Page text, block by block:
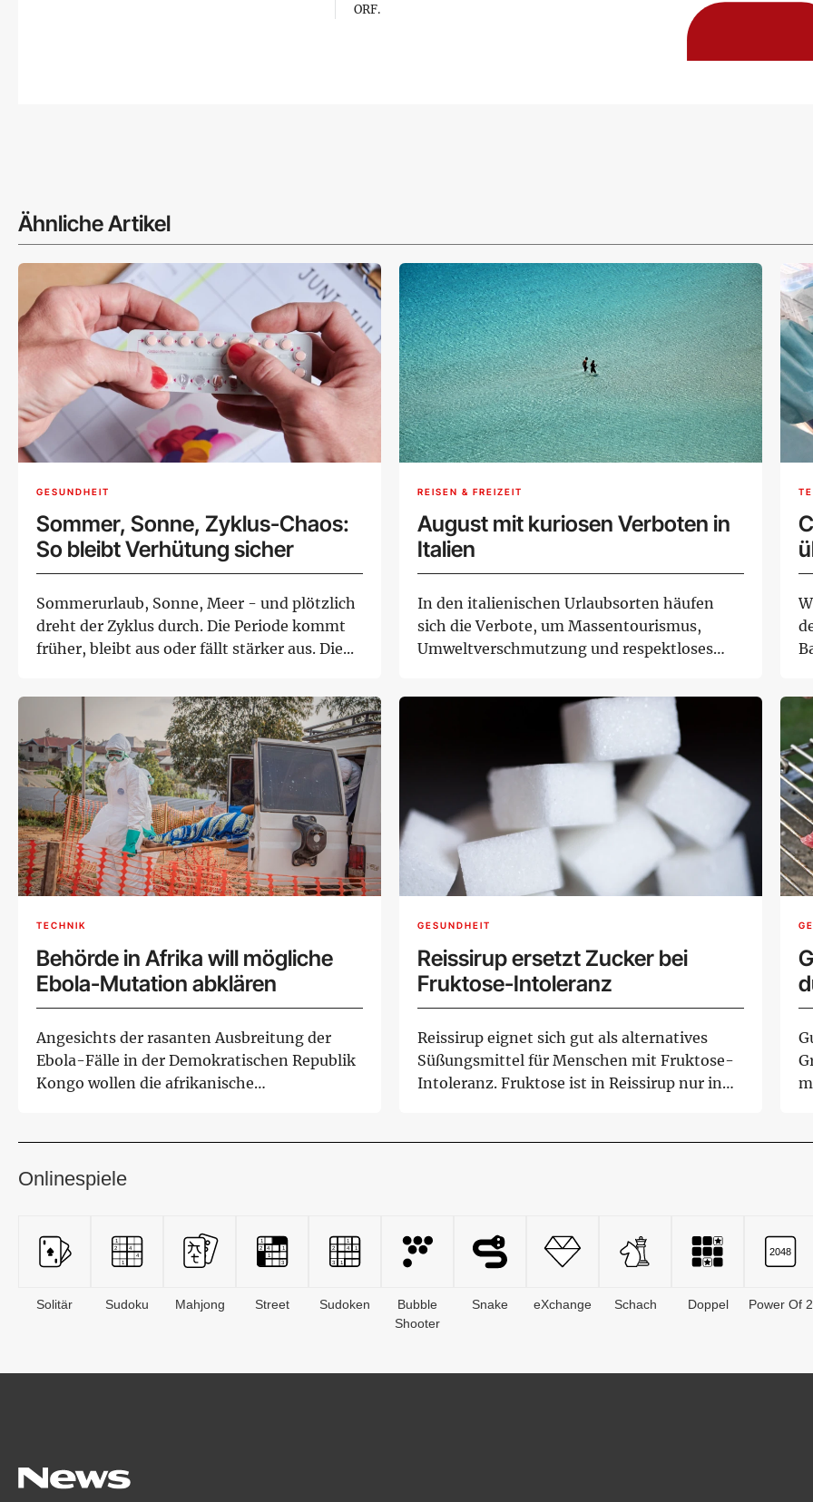
ORF.
Ähnliche Artikel
GESUNDHEIT
Sommer, Sonne, Zyklus-Chaos:
So bleibt Verhütung sicher
Sommerurlaub, Sonne, Meer - und plötzlich
dreht der Zyklus durch. Die Periode kommt
früher, bleibt aus oder fällt stärker aus. Die...
REISEN & FREIZEIT
August mit kuriosen Verboten in
Italien
In den italienischen Urlaubsorten häufen
sich die Verbote, um Massentourismus,
Umweltverschmutzung und respektloses
TECHNIK
Behörde in Afrika will mögliche
Ebola-Mutation abklären
Angesichts der rasanten Ausbreitung der
Ebola-Fälle in der Demokratischen Republik
Kongo wollen die afrikanische
GESUNDHEIT
Reissirup ersetzt Zucker bei
Fruktose-Intoleranz
Reissirup eignet sich gut als alternatives
Süßungsmittel für Menschen mit Fruktose-
Intoleranz. Fruktose ist in Reissirup nur in
Onlinespiele
Solitär Sudoku Mahjong Street Sudoken
Bubble
Shooter
Snake eXchange Schach Doppel Power Of 2